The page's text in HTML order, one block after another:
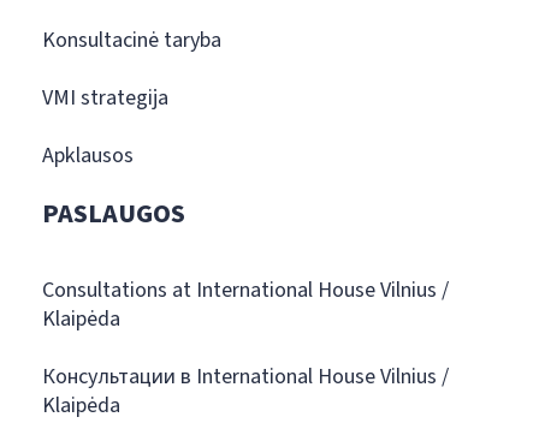
Konsultacinė taryba
VMI strategija
Apklausos
PASLAUGOS
Consultations at International House Vilnius /
Klaipėda
Консультации в International House Vilnius /
Klaipėda